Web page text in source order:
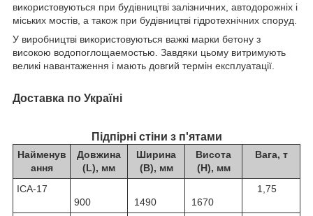
використовуються при будівництві залізничних, автодорожніх і
міських мостів, а також при будівництві гідротехнічних споруд.
У виробництві використовуються важкі марки бетону з
високою водопоглощаемостью. Завдяки цьому витримують
великі навантаження і мають довгий термін експлуатації.
Доставка по Україні
Підпірні стіни з п'ятами
Найменув
ання
Довжина
(L), мм
Ширина
(В), мм
Висота
(Н), мм
Вага, т
ІСА-17
900
1490 1670
1,75